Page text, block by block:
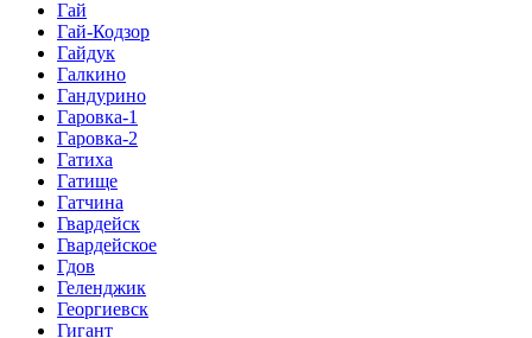
Гай
Гай-Кодзор
Гайдук
Галкино
Гандурино
Гаровка-1
Гаровка-2
Гатиха
Гатище
Гатчина
Гвардейск
Гвардейское
Гдов
Геленджик
Георгиевск
Гигант